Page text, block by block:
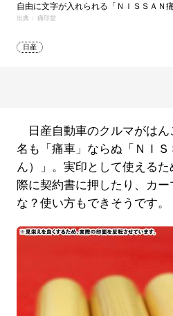
自由に文字が入れられる「ＮＩＳＳＡＮ
出典： 痛印堂
日産
日産自動車のクルマがはん
名も「痛車」ならぬ「ＮＩ
ん）」。実印として使える
際に契約書に押したり、カ
な？使い方もできそうです。